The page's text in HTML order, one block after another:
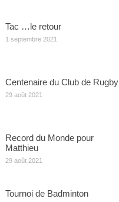
Tac …le retour
1 septembre 2021
Centenaire du Club de Rugby
29 août 2021
Record du Monde pour
Matthieu
29 août 2021
Tournoi de Badminton